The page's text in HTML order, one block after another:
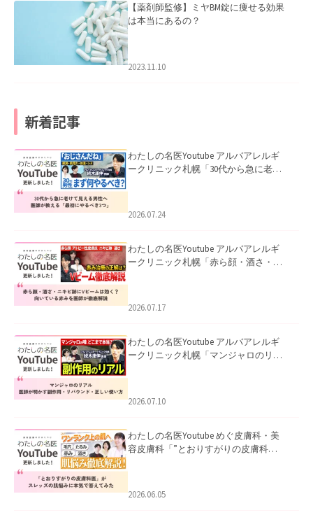
【薬剤師監修】ミヤBM錠に痩せる効果
は本当にあるの？
2023.11.10
新着記事
わたしの名医Youtube アルバアレルギ
ークリニック札幌「30代から急に老け
た。
2026.07.24
わたしの名医Youtube アルバアレルギ
ークリニック札幌「赤ら顔・酒さ・ニ
した。
2026.07.17
わたしの名医Youtube アルバアレルギ
ークリニック札幌「マンジャロのリア
2026.07.10
わたしの名医Youtube めぐ皮膚科・美
容皮膚科「”とおりすがりの皮膚科
2026.06.05